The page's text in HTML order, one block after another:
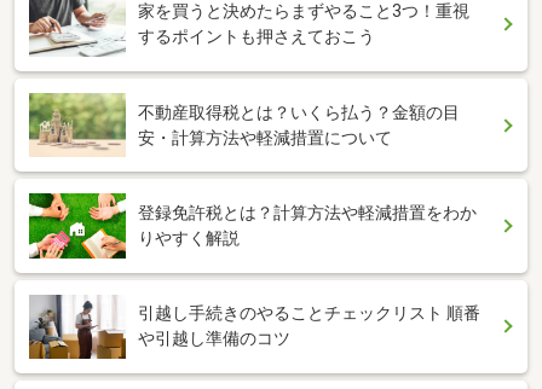
家を買うと決めたらまずやること3つ！重視
するポイントも押さえておこう
不動産取得税とは？いくら払う？金額の目
安・計算方法や軽減措置について
登録免許税とは？計算方法や軽減措置をわか
りやすく解説
引越し手続きのやることチェックリスト 順番
や引越し準備のコツ